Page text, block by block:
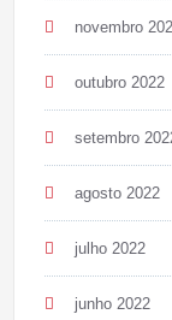
novembro
outubro 2022
setembro
agosto 2022
julho 2022
junho 2022